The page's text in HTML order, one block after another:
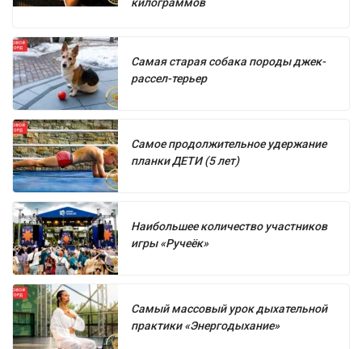
Самая старая собака породы джек-
рассел-терьер
Самое продолжительное удержание
планки ДЕТИ (5 лет)
Наибольшее количество участников
игры «Ручеёк»
Самый массовый урок дыхательной
практики «Энергодыхание»